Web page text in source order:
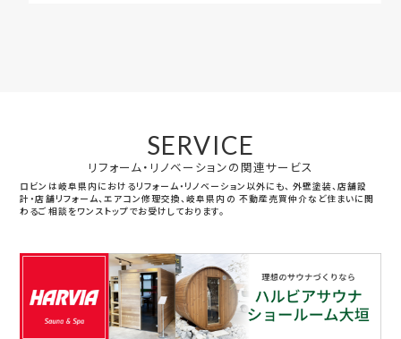
SERVICE
リフォーム・リノベーションの関連サービス
ロビンは岐阜県内におけるリフォーム・リノベーション以外にも、 外壁塗装、店舗設
計・店舗リフォーム、エアコン修理交換、岐阜県内の 不動産売買仲介など住まいに関
わるご相談をワンストップでお受けしております。